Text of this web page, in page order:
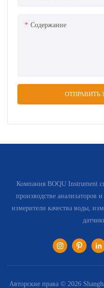
Содержание
ОТПРАВИТЬ
Компания BOQU Instrument
производстве анализаторов
измерители качества воды,
Авторские права © 2026